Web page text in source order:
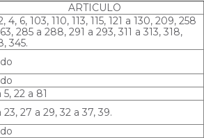
ARTICULO
4, 6, 103, 110, 113, 115, 121 a 130, 209, 258
285 a 288, 291 a 293, 311 a 313, 318,
345.
5, 22 a 81
23, 27 a 29, 32 a 37, 39.